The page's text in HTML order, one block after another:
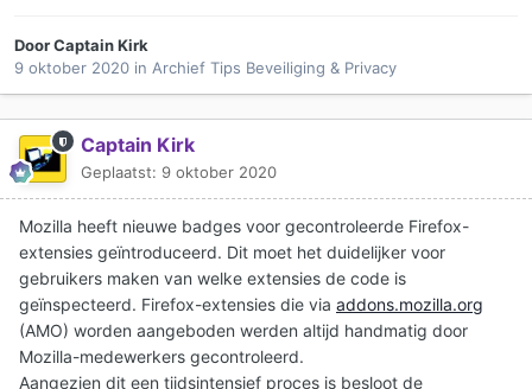
DoorCaptain Kirk
9 oktober 2020 in Archief Tips Beveiliging & Privacy
Captain Kirk
Geplaatst: 9 oktober 2020
Mozilla heeft nieuwe badges voor gecontroleerde Firefox-
extensies geïntroduceerd. Dit moet het duidelijker voor
gebruikers maken van welke extensies de code is
geïnspecteerd. Firefox-extensies die via addons.mozilla.org
(AMO) worden aangeboden werden altijd handmatig door
Mozilla-medewerkers gecontroleerd.
Aangezien dit een tijdsintensief proces is besloot de